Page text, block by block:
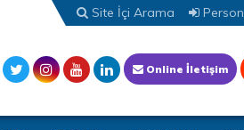
Site İçi Arama
Online İletişim